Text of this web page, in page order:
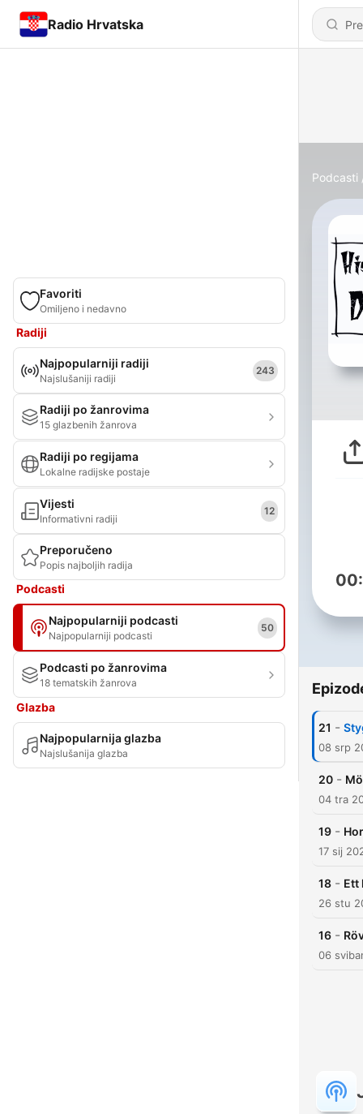
Radio Hrvatska
Favoriti
Omiljeno i nedavno
Radiji
Najpopularniji radiji
Najslušaniji radiji
243
Radiji po žanrovima
15 glazbenih žanrova
Radiji po regijama
Lokalne radijske postaje
Vijesti
Informativni radiji
12
Preporučeno
Popis najboljih radija
Podcasti
Najpopularniji podcasti
Najpopularniji podcasti
50
Podcasti po žanrovima
18 tematskih žanrova
Glazba
Najpopularnija glazba
Najslušanija glazba
Podcasti
21 -
08 srp
20 -
04 tra
19 -
17 sij
18 - Ett
26 stu
16 -
06